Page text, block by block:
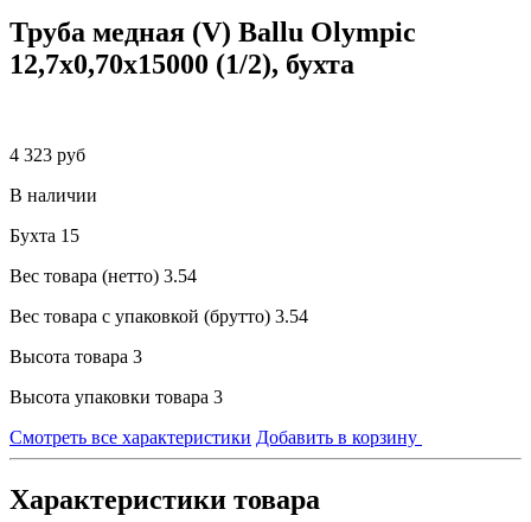
Труба медная (V) Ballu Olympic
12,7х0,70х15000 (1/2), бухта
4 323 руб
В наличии
Бухта 15
Вес товара (нетто) 3.54
Вес товара с упаковкой (брутто) 3.54
Высота товара 3
Высота упаковки товара 3
Смотреть все характеристики Добавить в корзину
Характеристики товара